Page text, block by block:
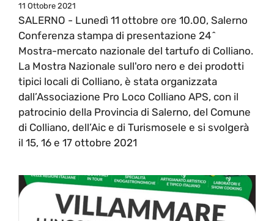
11 Ottobre 2021
SALERNO - Lunedì 11 ottobre ore 10.00, Salerno
Conferenza stampa di presentazione 24^
Mostra-mercato nazionale del tartufo di Colliano.
La Mostra Nazionale sull'oro nero e dei prodotti
tipici locali di Colliano, è stata organizzata
dall’Associazione Pro Loco Colliano APS, con il
patrocinio della Provincia di Salerno, del Comune
di Colliano, dell’Aic e di Turismosele e si svolgerà
il 15, 16 e 17 ottobre 2021